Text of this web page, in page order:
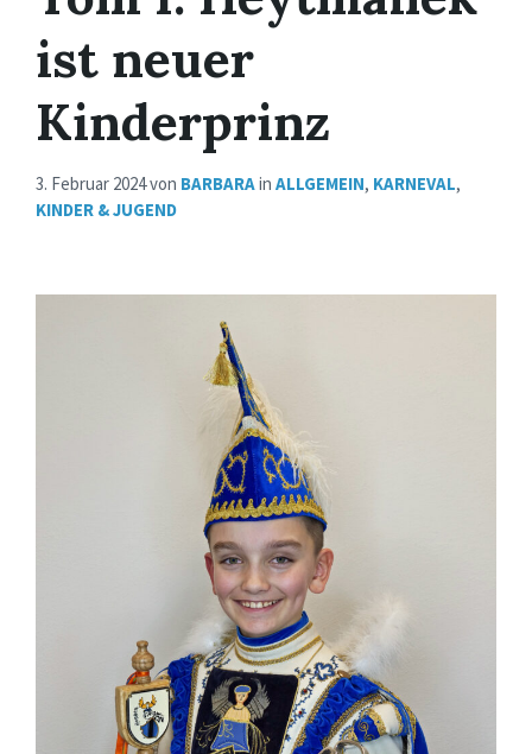
ist neuer
Kinderprinz
3. Februar 2024von BARBARAin ALLGEMEIN, KARNEVAL,
KINDER & JUGEND